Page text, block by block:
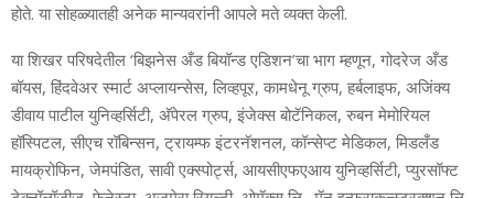
होते. या सोहळ्यातही अनेक मान्यवरांनी आपले मते व्यक्त केली.
या शिखर परिषदेतील ‘बिझनेस अँड बियॉन्ड एडिशन’चा भाग म्हणून, गोदरेज अँड
बॉयस, हिंदवेअर स्मार्ट अप्लायन्सेस, लिव्हपूर, कामधेनू ग्रुप, हर्बलाइफ, अजिंक्य
डीवाय पाटील युनिव्हर्सिटी, अ‍ॅपेरल ग्रुप, इंजेक्स बोटॅनिकल, रुबन मेमोरियल
हॉस्पिटल, सीएच रॉबिन्सन, ट्रायम्फ इंटरनॅशनल, कॉन्सेप्ट मेडिकल, मिडलँड
मायक्रोफिन, जेमपंडित, सावी एक्स्पोर्ट्स, आयसीएफएआय युनिव्हर्सिटी, प्युरसॉफ्ट